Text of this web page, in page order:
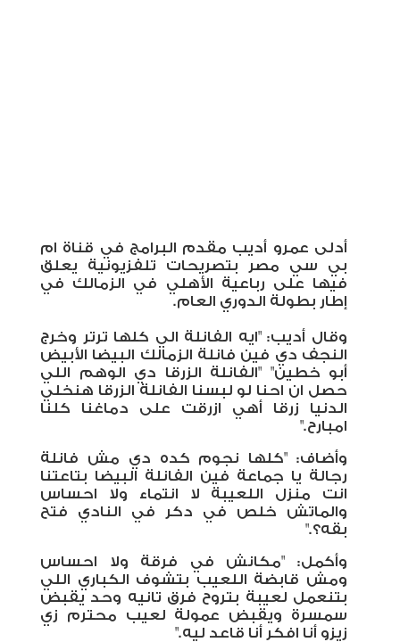
أدلى عمرو أديب مقدم البرامج في قناة ام
بي سي مصر بتصريحات تلفزيونية يعلق
فيها على رباعية الأهلي في الزمالك في
إطار بطولة الدوري العام.
وقال أديب: "ايه الفانلة الي كلها ترتر وخرج
النجف دي فين فانلة الزمالك البيضا الأبيض
أبو خطين" "الفانلة الزرقا دي الوهم اللي
حصل ان احنا لو لبسنا الفانلة الزرقا هنخلي
الدنيا زرقا أهي ازرقت على دماغنا كلنا
امبارح".
وأضاف: "كلها نجوم كده دي مش فانلة
رجالة يا جماعة فين الفانلة البيضا بتاعتنا
انت منزل اللعيبة لا انتماء ولا احساس
والماتش خلص في دكر في النادي فتح
بقه؟".
وأكمل: "مكانش في فرقة ولا احساس
ومش قابضة اللعيب بتشوف الكباري اللي
بتنعمل لعيبة بتروح فرق تانيه وحد يقبض
سمسرة ويقبض عمولة لعيب محترم زي
زيزو أنا افكر أنا قاعد ليه".